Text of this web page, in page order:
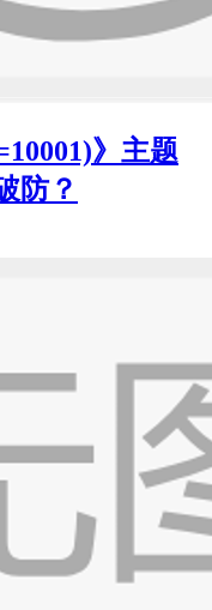
》主题
防？